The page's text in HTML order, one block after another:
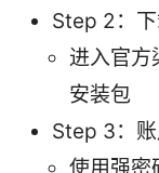
Step 2：
进入官方
安装包
Step 3：